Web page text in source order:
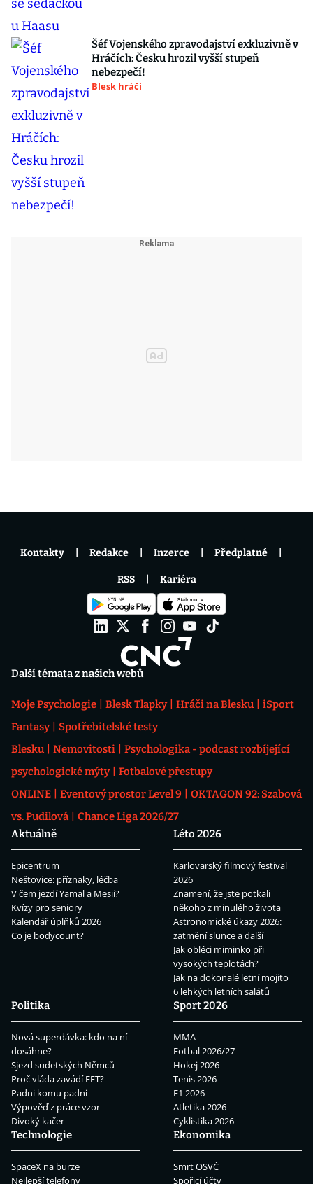
Šéf Vojenského zpravodajství exkluzivně v
Hráčích: Česku hrozil vyšší stupeň
nebezpečí!
Blesk hráči
Další témata z našich webů
Moje Psychologie Blesk Tlapky Hráči na Blesku
iSport
Fantasy
Spotřebitelské testy
Blesku
Nemovitosti
Psychologika - podcast rozbíjející
psychologické mýty
Fotbalové přestupy
ONLINE
Eventový prostor Level 9
OKTAGON 92: Szabová
vs. Pudilová
Chance Liga 2026/27
Aktuálně
Epicentrum
Neštovice: příznaky, léčba
V čem jezdí Yamal a Mesii?
Kvízy pro seniory
Kalendář úplňků 2026
Co je bodycount?
Léto 2026
Karlovarský filmový festival
2026
Znamení, že jste potkali
někoho z minulého života
Astronomické úkazy 2026:
zatmění slunce a další
Jak obléci miminko při
vysokých teplotách?
Jak na dokonalé letní mojito
6 lehkých letních salátů
Politika
Nová superdávka: kdo na ní
dosáhne?
Sjezd sudetských Němců
Proč vláda zavádí EET?
Padni komu padni
Výpověď z práce vzor
Divoký kačer
Sport 2026
MMA
Fotbal 2026/27
Hokej 2026
Tenis 2026
F1 2026
Atletika 2026
Cyklistika 2026
Technologie
SpaceX na burze
Nejlepší telefony
Ekonomika
Smrt OSVČ
Spořicí účty
Kontakty Redakce Inzerce Předplatné
RSS Kariéra